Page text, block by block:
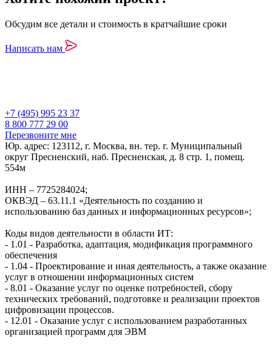
Обсудим все детали и стоимость в кратчайшие сроки
Написать нам
+7 (495) 995 23 37
8 800 777 29 00
Перезвоните мне
Юр. адрес: 123112, г. Москва, вн. тер. г. Муниципальный
округ Пресненский, наб. Пресненская, д. 8 стр. 1, помещ.
554м
ИНН – 7725284024;
ОКВЭД – 63.11.1 «Деятельность по созданию и
использованию баз данных и информационных ресурсов»;
Коды видов деятельности в области ИТ:
- 1.01 - Разработка, адаптация, модификация программного
обеспечения
- 1.04 - Проектирование и иная деятельность, а также оказание
услуг в отношении информационных систем
- 8.01 - Оказание услуг по оценке потребностей, сбору
технических требований, подготовке и реализации проектов
цифровизации процессов.
- 12.01 - Оказание услуг с использованием разработанных
организацией программ для ЭВМ